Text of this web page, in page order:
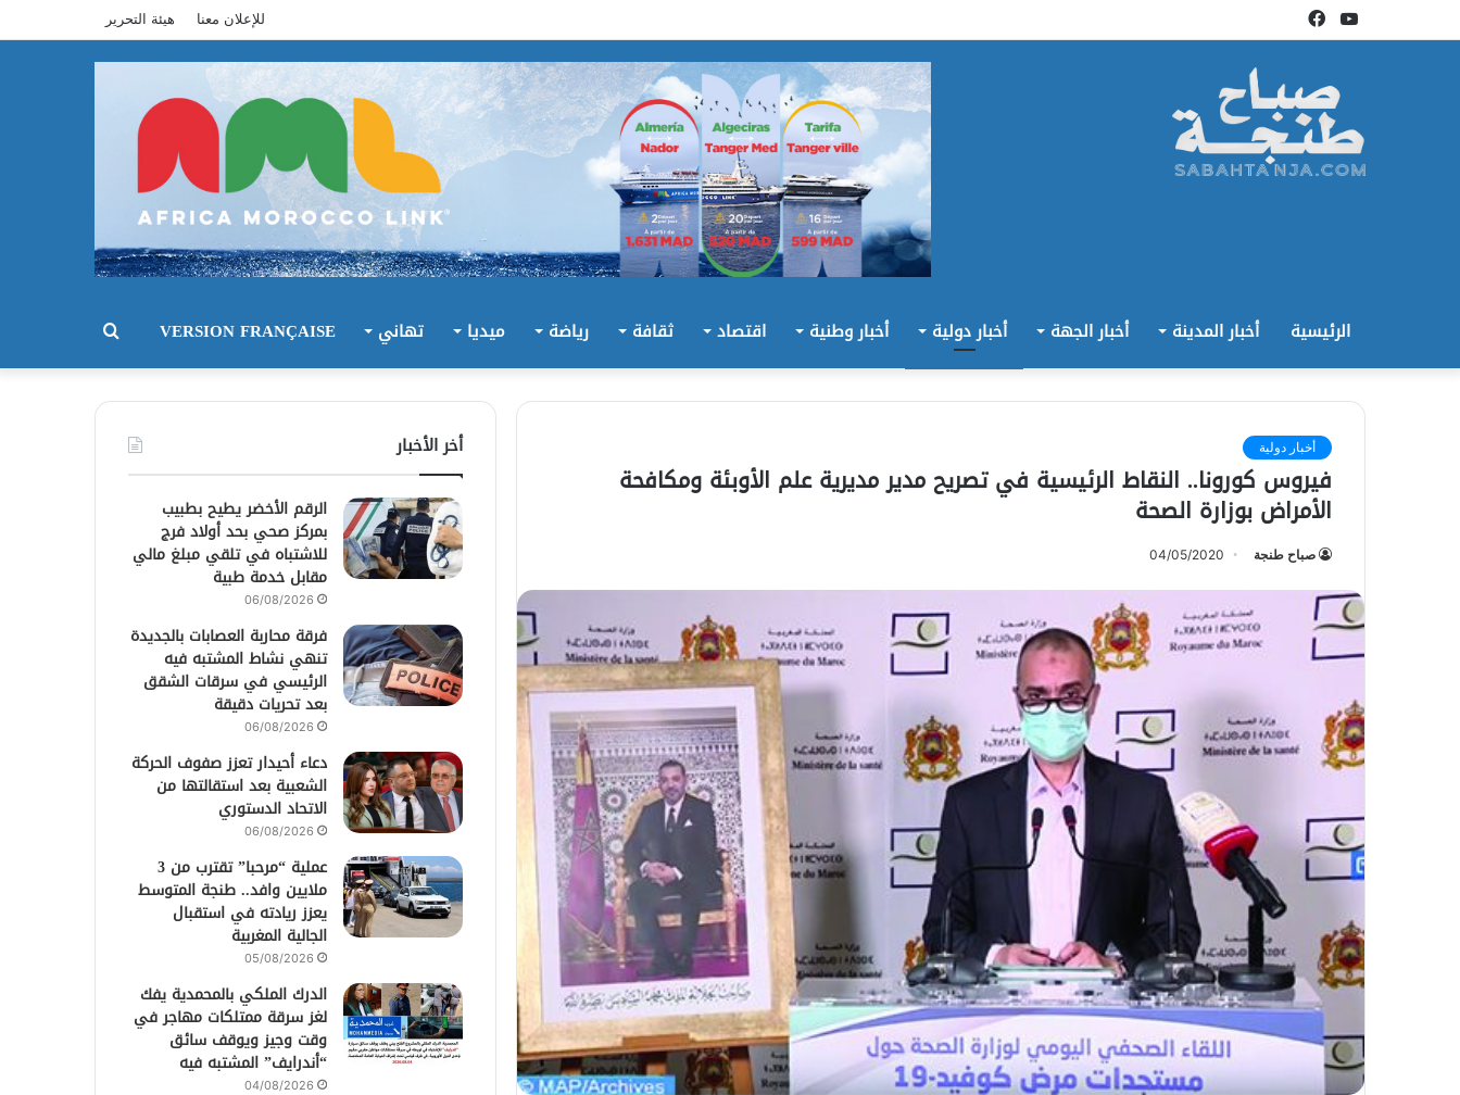
فيسبوكيوتيوب للإعلان معنا هيئة التحرير
الرئيسية أخبار المدينة أخبار الجهة أخبار دولية أخبار وطنية اقتصاد ثقافة رياضة ميديا تهاني VERSION FRANÇAISE بحث
أخبار دولية
فيروس كورونا.. النقاط الرئيسية في تصريح مدير مديرية علم الأوبئة ومكافحة
الأمراض بوزارة الصحة
صباح طنجة 04/05/2020
أخر الأخبار
الرقم الأخضر يطيح بطبيب
بمركز صحي بحد أولاد فرج
للاشتباه في تلقي مبلغ مالي
مقابل خدمة طبية
06/08/2026
فرقة محاربة العصابات بالجديدة
تنهي نشاط المشتبه فيه
الرئيسي في سرقات الشقق
بعد تحريات دقيقة
06/08/2026
دعاء أحيدار تعزز صفوف الحركة
الشعبية بعد استقالتها من
الاتحاد الدستوري
06/08/2026
عملية “مرحبا” تقترب من 3
ملايين وافد.. طنجة المتوسط
يعزز ريادته في استقبال
الجالية المغربية
05/08/2026
الدرك الملكي بالمحمدية يفك
لغز سرقة ممتلكات مهاجر في
وقت وجيز ويوقف سائق
“أندرايف” المشتبه فيه
04/08/2026